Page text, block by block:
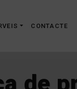
CONTACTE
de